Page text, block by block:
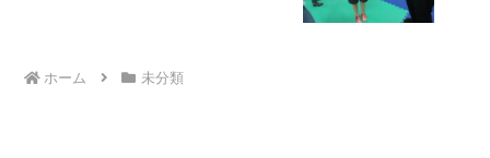
ホーム
未分類